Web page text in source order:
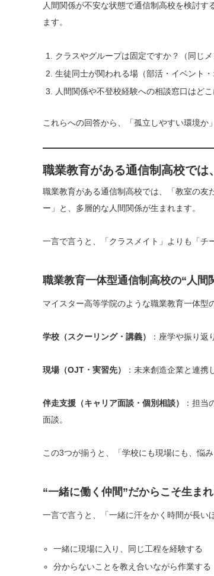
人間関係が不安な状態で通信制高校を検討
ます。
クラスやグループは固定ですか？（同じ
生徒同士が関われる場（部活・イベント
人間関係や不登校経験への相談窓口はど
これらへの回答から、「孤立しやすい環境か
職業教育がある通信制高校では
職業教育がある通信制高校では、「教室の
ー」と、多層的な人間関係が生まれます。
一言で言うと、「クラスメイト」よりも「チ
職業教育一体型通信制高校の“人間
マイスター高等学院のような職業教育一体型
学校（スクーリング・講義） ：座学や振り返
現場（OJT・実習先） ：未来創造企業と連携
伴走支援（キャリア面談・個別相談）
：担当
面談。
この3つが揃うと、「学校にも現場にも、悩
“一緒に働く仲間”だからこそ生ま
一言で言うと、「一緒に汗をかく時間が長い
一緒に現場に入り、同じ工程を経験する
分からないことを教え合いながら作業する